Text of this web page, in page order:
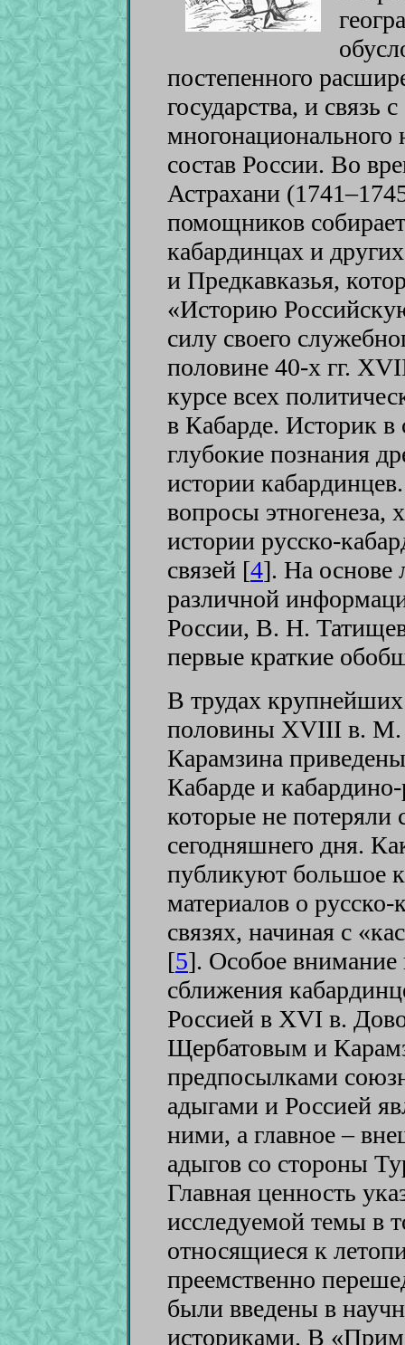
постепенного
государства, и связь
многонационального
состав России. Во
Астрахани
помощников
кабардинцах и
и Предкавказья,
«Историю
силу своего
половине 40-х гг.
курсе всех
в Кабарде. Историк в
глубокие познания
истории
вопросы этногенеза,
истории русско-
связей [4]. На основе
различной
России, В. Н.
первые краткие
В трудах
половины XVIII в.
Карамзина
Кабарде и
которые не потеряли
сегодняшнего дня.
публикуют большое
материалов о
связях, начиная с
[5]. Особое
сближения
Россией в XVI в.
Щербатовым и
предпосылками
адыгами и Россией
ними, а главное –
адыгов со стороны
Главная ценность
исследуемой темы в
относящиеся к
преемственно
были введены в
историками. В